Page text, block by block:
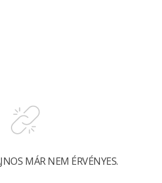
MÁR NEM ÉRVÉNYES.